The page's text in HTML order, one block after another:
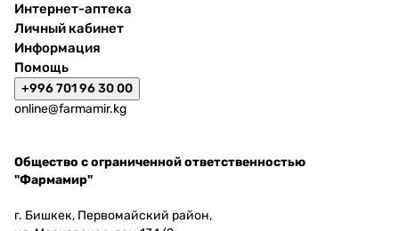
Интернет-аптека
Личный кабинет
Информация
Помощь
+996 701 96 30 00
online@farmamir.kg
Общество с ограниченной ответственностью
"Фармамир"
г. Бишкек, Первомайский район,